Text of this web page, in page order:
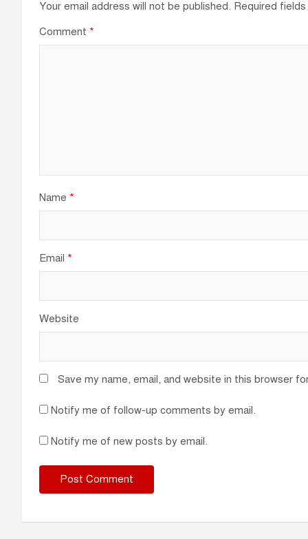
Your email address will not be published. Required
Comment *
Name *
Email *
Website
Save my name, email, and website in this browser
Notify me of follow-up comments by email.
Notify me of new posts by email.